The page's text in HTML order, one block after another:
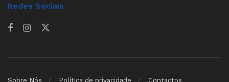
Redes Sociais
Sobre Nós Política de privacidade Contactos